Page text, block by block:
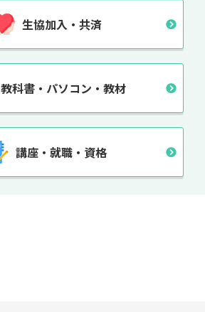
生協加入・共済
教科書・パソコン・教材
講座・就職・資格